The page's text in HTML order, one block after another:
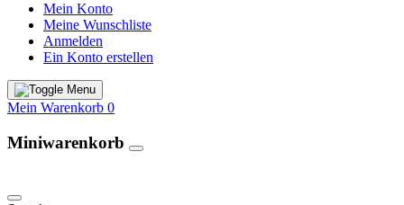
Mein Konto
Meine Wunschliste
Anmelden
Ein Konto erstellen
Mein Warenkorb 0
Miniwarenkorb